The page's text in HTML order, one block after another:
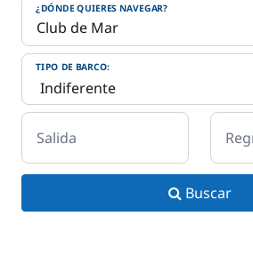
¿DÓNDE QUIERES NAVEGAR?
TIPO DE BARCO:
Salida
Buscar